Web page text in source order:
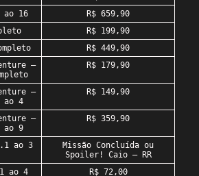
16
R$ 659,90
R$ 199,90
R$ 449,90
–
R$ 179,90
–
ao 4
R$ 149,90
–
ao 9
R$ 359,90
ao 3
Missão Concluída ou
Spoiler! Caio – RR
ao 4
R$ 72,00